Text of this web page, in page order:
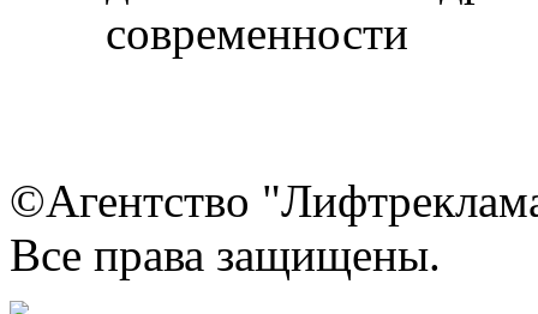
©Агентство
Все права защищены.